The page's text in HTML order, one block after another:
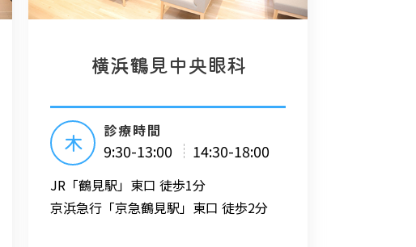
横浜鶴見中央眼科
木 診療時間
9:30-13:00 14:30-18:00
JR「鶴見駅」東口 徒歩1分
京浜急行「京急鶴見駅」東口 徒歩2分